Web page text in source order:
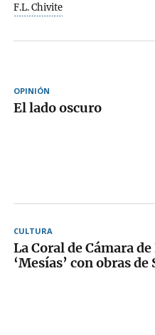
F.L. Chivite
OPINIÓN
El lado oscuro
CULTURA
La Coral de Cámara
‘Mesías’ con obras de